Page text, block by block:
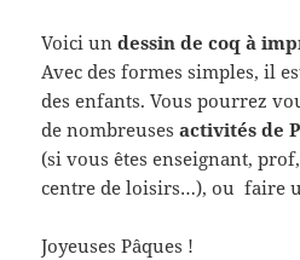
Voici undessin de coq à
Avec des formes simples, il
des enfants. Vous pourrez
de nombreusesactivités de
(si vous êtes enseignant,
centre de loisirs…), ou faire
Joyeuses Pâques !